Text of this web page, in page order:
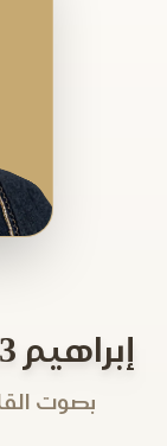
إبراهيم 23-52 و البلد والشمس
بصوت